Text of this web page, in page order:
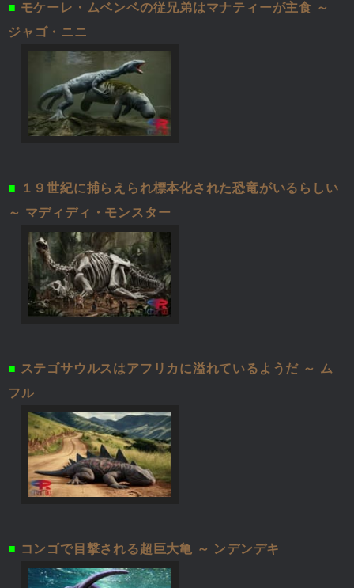
■ モケーレ・ムベンベの従兄弟はマナティーが主食 ～
ジャゴ・ニニ
■
１９世紀に捕らえられ標本化された恐竜がいるらしい
～ マディディ・モンスター
■ ステゴサウルスはアフリカに溢れているようだ ～ ム
フル
■ コンゴで目撃される超巨大亀 ～ ンデンデキ